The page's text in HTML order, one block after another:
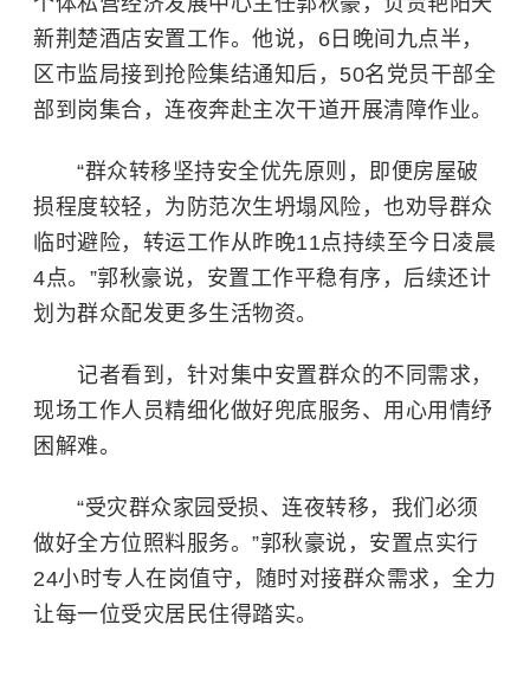
新荆楚酒店安置工作。他说，6日晚间九点半，
区市监局接到抢险集结通知后，50名党员干部全
部到岗集合，连夜奔赴主次干道开展清障作业。
“群众转移坚持安全优先原则，即便房屋破
损程度较轻，为防范次生坍塌风险，也劝导群众
临时避险，转运工作从昨晚11点持续至今日凌晨
4点。”郭秋豪说，安置工作平稳有序，后续还计
划为群众配发更多生活物资。
记者看到，针对集中安置群众的不同需求，
现场工作人员精细化做好兜底服务、用心用情纾
困解难。
“受灾群众家园受损、连夜转移，我们必须
做好全方位照料服务。”郭秋豪说，安置点实行
24小时专人在岗值守，随时对接群众需求，全力
让每一位受灾居民住得踏实。